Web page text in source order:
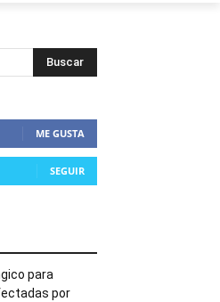
ME GUSTA
SEGUIR
para
por